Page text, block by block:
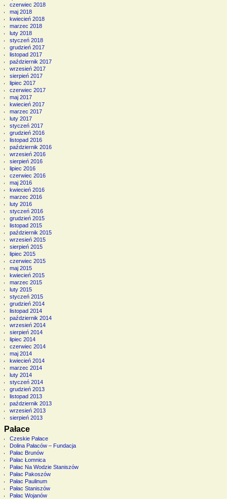
czerwiec 2018
maj 2018
kwiecień 2018
marzec 2018
luty 2018
styczeń 2018
grudzień 2017
listopad 2017
październik 2017
wrzesień 2017
sierpień 2017
lipiec 2017
czerwiec 2017
maj 2017
kwiecień 2017
marzec 2017
luty 2017
styczeń 2017
grudzień 2016
listopad 2016
październik 2016
wrzesień 2016
sierpień 2016
lipiec 2016
czerwiec 2016
maj 2016
kwiecień 2016
marzec 2016
luty 2016
styczeń 2016
grudzień 2015
listopad 2015
październik 2015
wrzesień 2015
sierpień 2015
lipiec 2015
czerwiec 2015
maj 2015
kwiecień 2015
marzec 2015
luty 2015
styczeń 2015
grudzień 2014
listopad 2014
październik 2014
wrzesień 2014
sierpień 2014
lipiec 2014
czerwiec 2014
maj 2014
kwiecień 2014
marzec 2014
luty 2014
styczeń 2014
grudzień 2013
listopad 2013
październik 2013
wrzesień 2013
sierpień 2013
Pałace
Czeskie Pałace
Dolina Pałaców – Fundacja
Pałac Brunów
Pałac Łomnica
Pałac Na Wodzie Staniszów
Pałac Pakoszów
Pałac Paulinum
Pałac Staniszów
Pałac Wojanów